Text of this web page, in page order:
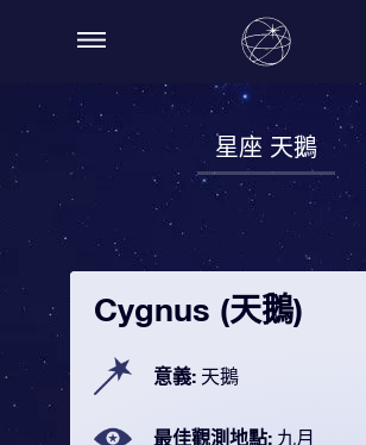
星座 天鵝
Cygnus (天鵝)
意義: 天鵝
最佳觀測地點: 九月